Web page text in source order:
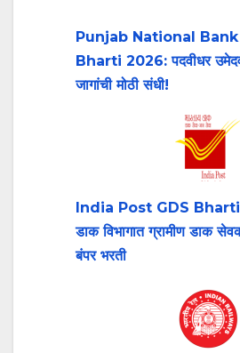
Punjab National
Bharti 2026: पदवीधर
जागांची मोठी संधी!
India Post GDS Bharti
डाक विभागात ग्रामीण डाक
बंपर भरती